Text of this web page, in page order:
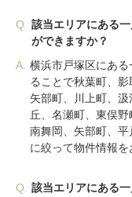
Q.
該当エリアにある
ができますか？
A. 横浜市戸塚区にあ
ることで秋葉町、
矢部町、川上町、
丘、名瀬町、東俣野
南舞岡、矢部町、
に絞って物件情報を
Q.
該当エリアにある